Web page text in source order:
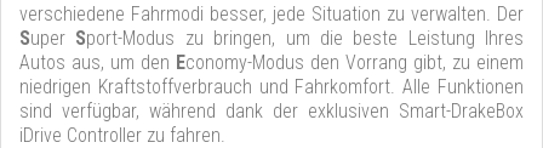
verschiedene Fahrmodi besser, jede Situation zu verwalten. Der
Super Sport-Modus zu bringen, um die beste Leistung Ihres
Autos aus, um den Economy-Modus den Vorrang gibt, zu einem
niedrigen Kraftstoffverbrauch und Fahrkomfort. Alle Funktionen
sind verfügbar, während dank der exklusiven Smart-DrakeBox
iDrive Controller zu fahren.